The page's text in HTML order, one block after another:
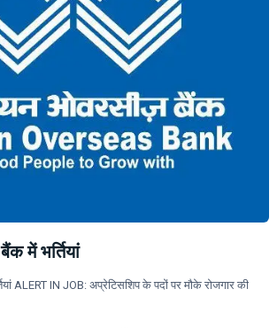
में भर्तियां
ALERT IN JOB: अप्रेटिसशिप के पदों पर मौके रोजगार की